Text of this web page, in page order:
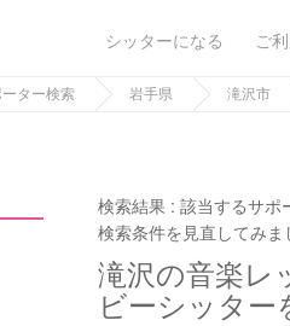
シッターになる ご
ター検索 岩手県 滝沢市
検索結果 :該当するサポ
検索条件を見直してみま
滝沢の音楽レ
ビーシッター